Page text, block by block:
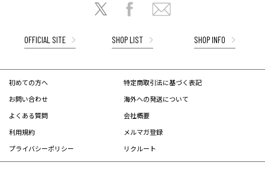
OFFICIAL SITE SHOP LIST SHOP INFO
初めての方へ
お問い合わせ
よくある質問
利用規約
プライバシーポリシー
特定商取引法に基づく表記
海外への発送について
会社概要
メルマガ登録
リクルート